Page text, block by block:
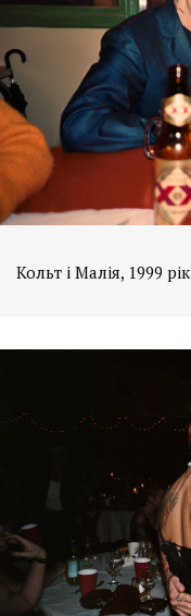
Кольт і Малія, 1999 рік